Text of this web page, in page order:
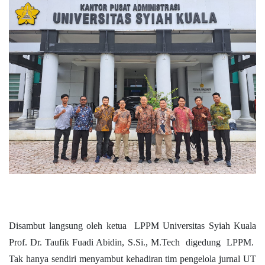
Disambut langsung oleh ketua LPPM Universitas Syiah Kuala
Prof. Dr. Taufik Fuadi Abidin, S.Si., M.Tech digedung LPPM.
Tak hanya sendiri menyambut kehadiran tim pengelola jurnal UT